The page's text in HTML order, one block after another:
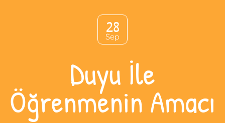
28
Sep
Duyu İle
Öğrenmenin Amacı